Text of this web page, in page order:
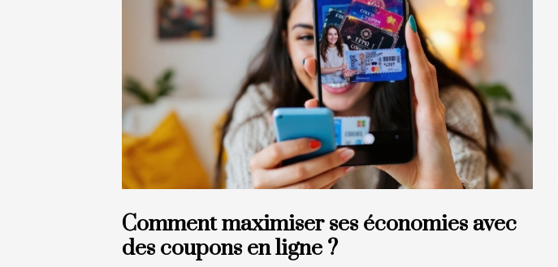
Comment maximiser ses économies avec
des coupons en ligne ?